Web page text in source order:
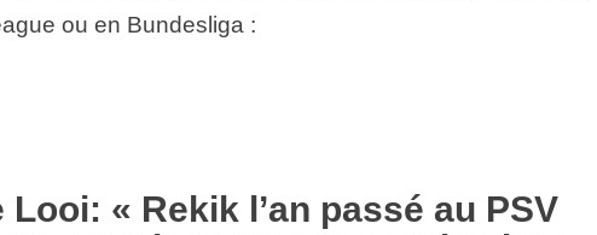
ou en Bundesliga :
Looi: « Rekik l’an passé au PSV